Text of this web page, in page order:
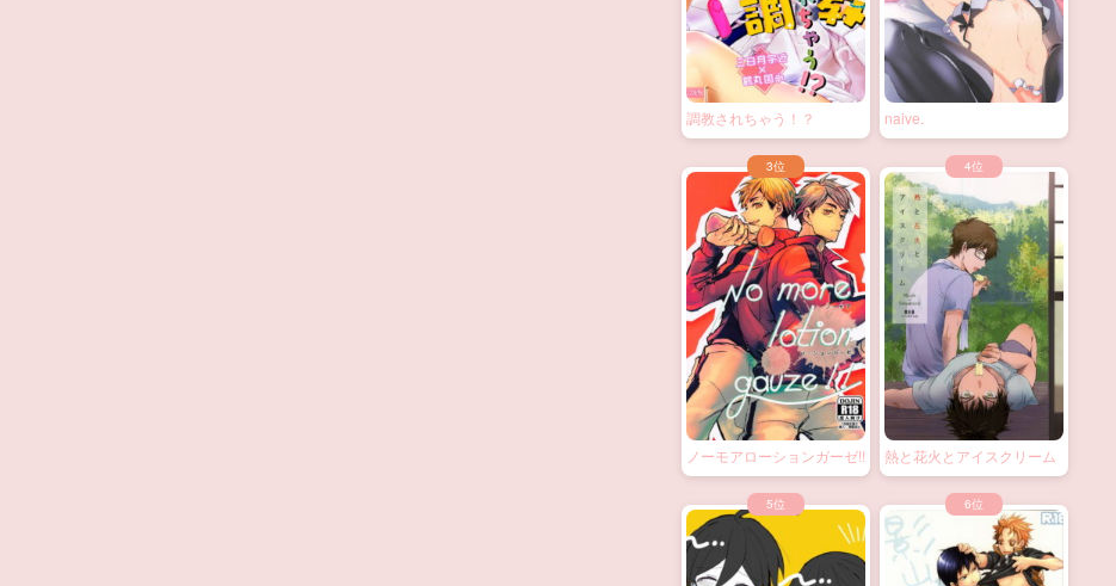
調教されちゃう！？ naive.
ノーモアローションガーゼ!! 熱と花火とアイスクリーム